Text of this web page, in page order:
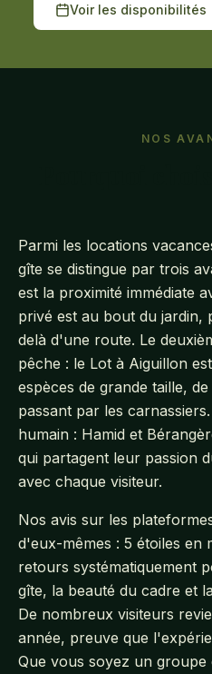
Voir les disponibilités
NOS
Parmi les locations
gîte se distingue par trois
est la proximité immédiate
privé est au bout du jardin,
delà d'une route. Le
pêche : le Lot à Aiguillon
espèces de grande taille,
passant par les
humain : Hamid et
qui partagent leur passion
avec chaque visiteur.
Nos avis sur les
d'eux-mêmes : 5 étoiles en
retours systématiquement
gîte, la beauté du cadre et
De nombreux visiteurs
année, preuve que
Que vous soyez un groupe